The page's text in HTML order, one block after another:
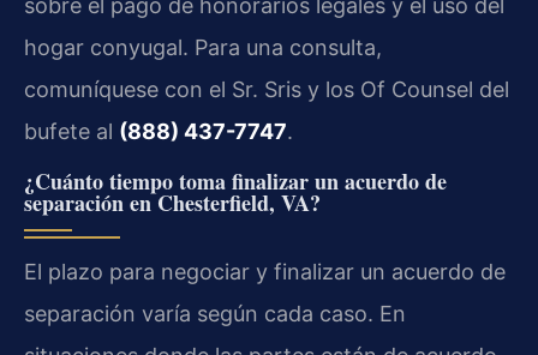
sobre el pago de honorarios legales y el uso del
hogar conyugal. Para una consulta,
comuníquese con el Sr. Sris y los Of Counsel del
bufete al (888) 437-7747.
¿Cuánto tiempo toma finalizar un acuerdo de
separación en Chesterfield, VA?
El plazo para negociar y finalizar un acuerdo de
separación varía según cada caso. En